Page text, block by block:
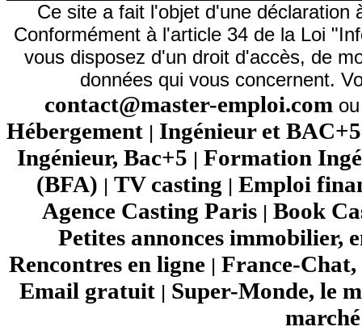
Ce site a fait l'objet d'une déclaration
Conformément à l'article 34 de la Loi
vous disposez d'un droit d'accès, de
données qui vous concernent.
contact@master-emploi.com
Hébergement | Ingénieur et
Ingénieur, Bac+5 | Formation
(BFA) | TV casting | Emploi
Agence Casting Paris | Book
Petites annonces immobilier,
Rencontres en ligne | France-Chat,
Email gratuit| Super-Monde, le